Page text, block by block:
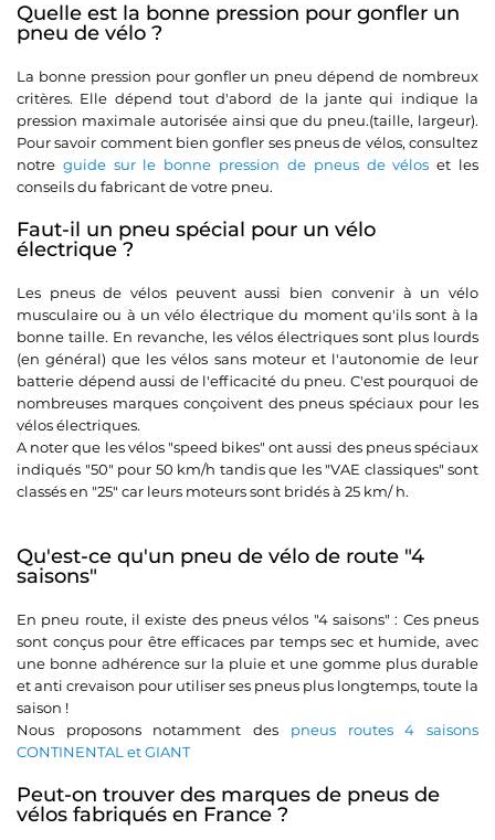
Quelle est la bonne pression pour gonfler un
pneu de vélo ?
La bonne pression pour gonfler un pneu dépend de nombreux
critères. Elle dépend tout d'abord de la jante qui indique la
pression maximale autorisée ainsi que du pneu.(taille, largeur).
Pour savoir comment bien gonfler ses pneus de vélos, consultez
notre guide sur le bonne pression de pneus de vélos et les
conseils du fabricant de votre pneu.
Faut-il un pneu spécial pour un vélo
électrique ?
Les pneus de vélos peuvent aussi bien convenir à un vélo
musculaire ou à un vélo électrique du moment qu'ils sont à la
bonne taille. En revanche, les vélos électriques sont plus lourds
(en général) que les vélos sans moteur et l'autonomie de leur
batterie dépend aussi de l'efficacité du pneu. C'est pourquoi de
nombreuses marques conçoivent des pneus spéciaux pour les
vélos électriques.
A noter que les vélos "speed bikes" ont aussi des pneus spéciaux
indiqués "50" pour 50 km/h tandis que les "VAE classiques" sont
classés en "25" car leurs moteurs sont bridés à 25 km/ h.
Qu'est-ce qu'un pneu de vélo de route "4
saisons"
En pneu route, il existe des pneus vélos "4 saisons" : Ces pneus
sont conçus pour être efficaces par temps sec et humide, avec
une bonne adhérence sur la pluie et une gomme plus durable
et anti crevaison pour utiliser ses pneus plus longtemps, toute la
saison !
Nous proposons notamment des pneus routes 4 saisons
CONTINENTAL et GIANT
Peut-on trouver des marques de pneus de
vélos fabriqués en France ?